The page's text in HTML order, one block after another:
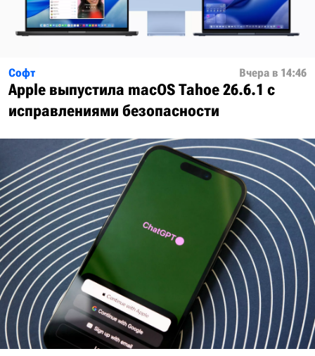
Софт Вчера в 14:46
Apple выпустила macOS Tahoe 26.6.1 с
исправлениями безопасности